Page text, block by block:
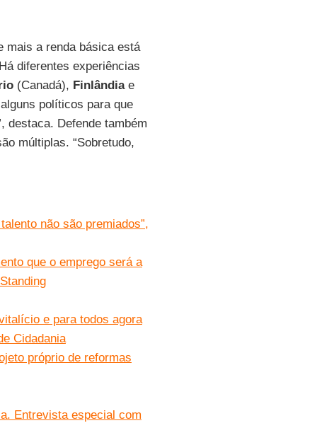
mais a renda básica está
diferentes experiências
(Canadá), Finlândiae
políticos para que
destaca. Defende também
múltiplas. “Sobretudo,
não são premiados”,
que o emprego será a
e para todos agora
Cidadania
próprio de reformas
Entrevista especial com